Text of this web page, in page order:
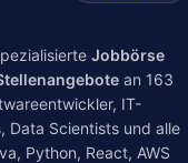
Jobbörse
an 163
IT-
Data Scientists und alle
Python, React, AWS